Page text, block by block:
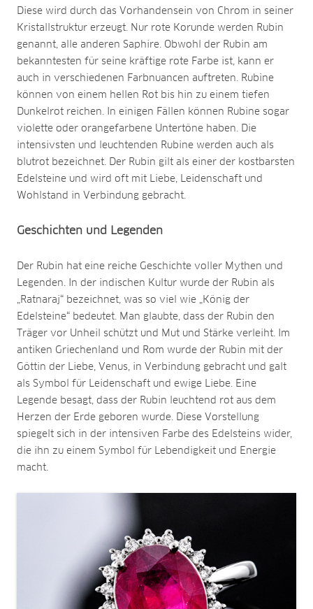
Diese wird durch das Vorhandensein von Chrom in seiner
Kristallstruktur erzeugt. Nur rote Korunde werden Rubin
genannt, alle anderen Saphire. Obwohl der Rubin am
bekanntesten für seine kräftige rote Farbe ist, kann er
auch in verschiedenen Farbnuancen auftreten. Rubine
können von einem hellen Rot bis hin zu einem tiefen
Dunkelrot reichen. In einigen Fällen können Rubine sogar
violette oder orangefarbene Untertöne haben. Die
intensivsten und leuchtenden Rubine werden auch als
blutrot bezeichnet. Der Rubin gilt als einer der kostbarsten
Edelsteine und wird oft mit Liebe, Leidenschaft und
Wohlstand in Verbindung gebracht.
Geschichten und Legenden
Der Rubin hat eine reiche Geschichte voller Mythen und
Legenden. In der indischen Kultur wurde der Rubin als
„Ratnaraj“ bezeichnet, was so viel wie „König der
Edelsteine“ bedeutet. Man glaubte, dass der Rubin den
Träger vor Unheil schützt und Mut und Stärke verleiht. Im
antiken Griechenland und Rom wurde der Rubin mit der
Göttin der Liebe, Venus, in Verbindung gebracht und galt
als Symbol für Leidenschaft und ewige Liebe. Eine
Legende besagt, dass der Rubin leuchtend rot aus dem
Herzen der Erde geboren wurde. Diese Vorstellung
spiegelt sich in der intensiven Farbe des Edelsteins wider,
die ihn zu einem Symbol für Lebendigkeit und Energie
macht.